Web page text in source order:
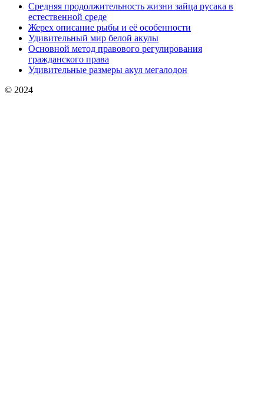
Средняя продолжительность жизни зайца русака в
естественной среде
Жерех описание рыбы и её особенности
Удивительный мир белой акулы
Основной метод правового регулирования
гражданского права
Удивительные размеры акул мегалодон
© 2024